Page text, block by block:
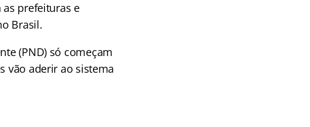
prefeituras e
Brasil.
(PND) só começam
vão aderir ao sistema